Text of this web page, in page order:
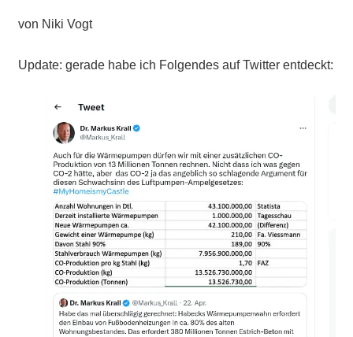
von Niki Vogt
Update: gerade habe ich Folgendes auf Twitter entdeckt: